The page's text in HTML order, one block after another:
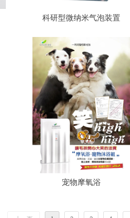
科研型微纳米气泡装置
宠物摩氧浴